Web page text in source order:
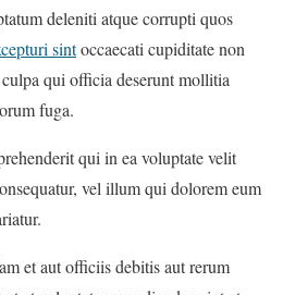
deleniti atque corrupti quos
sintoccaecati cupiditate non
qui officia deserunt mollitia
fuga.
qui in ea voluptate velit
vel illum qui dolorem eum
et aut officiis debitis aut rerum